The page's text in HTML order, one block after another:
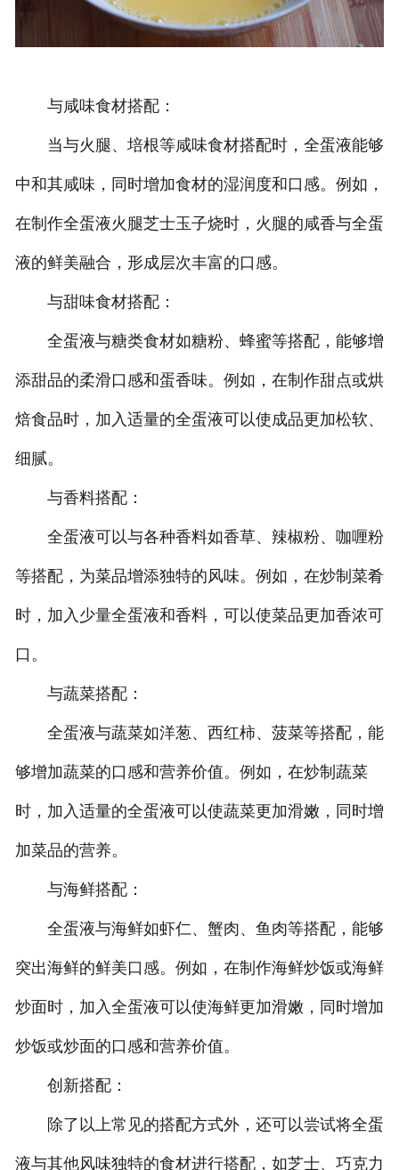
与咸味食材搭配：
当与火腿、培根等咸味食材搭配时，全蛋液能够
中和其咸味，同时增加食材的湿润度和口感。例如，
在制作全蛋液火腿芝士玉子烧时，火腿的咸香与全蛋
液的鲜美融合，形成层次丰富的口感。
与甜味食材搭配：
全蛋液与糖类食材如糖粉、蜂蜜等搭配，能够增
添甜品的柔滑口感和蛋香味。例如，在制作甜点或烘
焙食品时，加入适量的全蛋液可以使成品更加松软、
细腻。
与香料搭配：
全蛋液可以与各种香料如香草、辣椒粉、咖喱粉
等搭配，为菜品增添独特的风味。例如，在炒制菜肴
时，加入少量全蛋液和香料，可以使菜品更加香浓可
口。
与蔬菜搭配：
全蛋液与蔬菜如洋葱、西红柿、菠菜等搭配，能
够增加蔬菜的口感和营养价值。例如，在炒制蔬菜
时，加入适量的全蛋液可以使蔬菜更加滑嫩，同时增
加菜品的营养。
与海鲜搭配：
全蛋液与海鲜如虾仁、蟹肉、鱼肉等搭配，能够
突出海鲜的鲜美口感。例如，在制作海鲜炒饭或海鲜
炒面时，加入全蛋液可以使海鲜更加滑嫩，同时增加
炒饭或炒面的口感和营养价值。
创新搭配：
除了以上常见的搭配方式外，还可以尝试将全蛋
液与其他风味独特的食材进行搭配，如芝士、巧克力